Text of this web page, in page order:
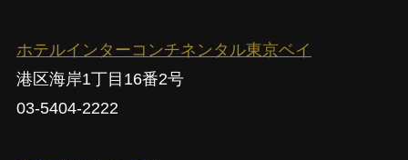
ホテルインターコンチネンタル東京ベイ
港区海岸1丁目16番2号
03-5404-2222